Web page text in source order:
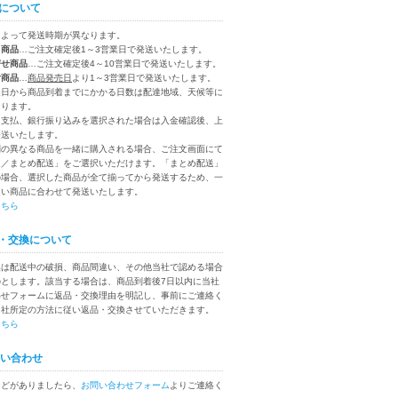
ついて
って発送時期が異なります。
品 …ご注文確定後1～3営業日で発送いたします。
商品 …ご注文確定後4～10営業日で発送いたします。
品
商品発売日 より1～3営業日で発送いたします。
から商品到着までにかかる日数は配達地域、天候等に
ます。
払、銀行振り込みを選択された場合は入金確認後、上
いたします。
異なる商品を一緒に購入される場合、ご注文画面にて
／まとめ配送」をご選択いただけます。「まとめ配送」
合、選択した商品が全て揃ってから発送するため、一
商品に合わせて発送いたします。
ら
交換について
配送中の破損、商品間違い、その他当社で認める場合
します。該当する場合は、商品到着後7日以内に当社
フォームに返品・交換理由を明記し、事前にご連絡く
所定の方法に従い返品・交換させていただきます。
ら
合わせ
がありましたら、 お問い合わせフォーム よりご連絡く